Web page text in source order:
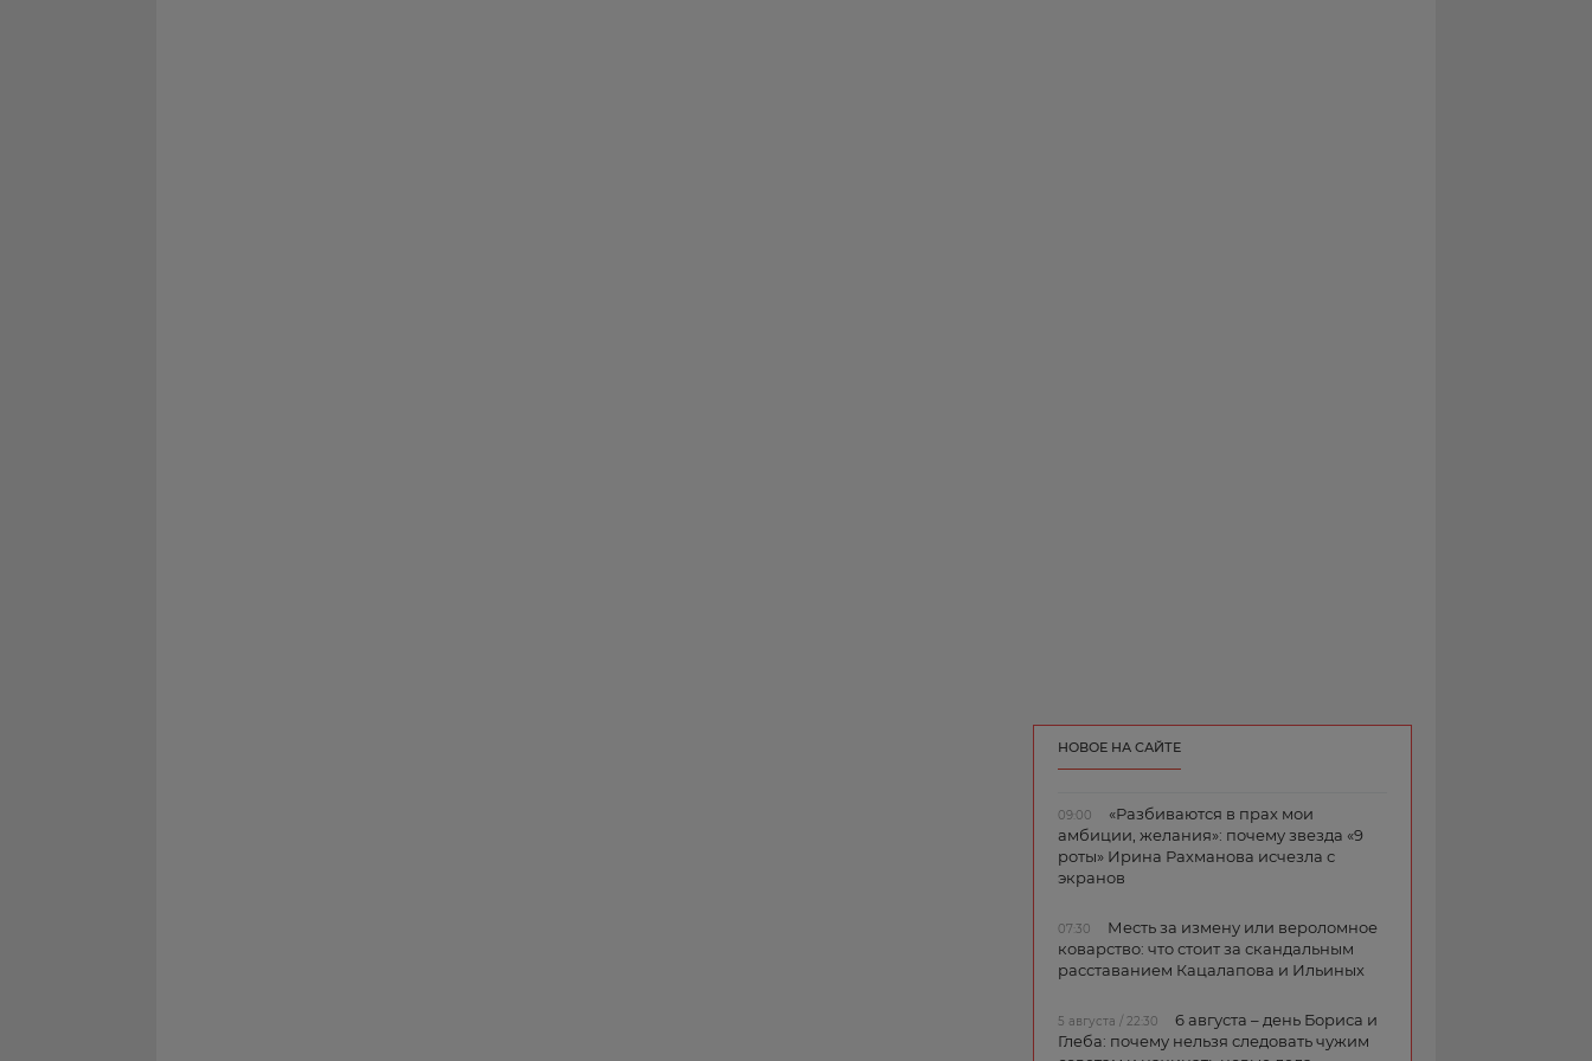
НОВОЕ НА САЙТЕ
09:00
«Разбиваются в прах мои
амбиции, желания»: почему звезда «9
роты» Ирина Рахманова исчезла с
экранов
07:30
Месть за измену или вероломное
коварство: что стоит за скандальным
расставанием Кацалапова и Ильиных
5 августа / 22:30
6 августа – день Бориса и
Глеба: почему нельзя следовать чужим